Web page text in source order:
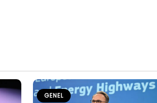
GENEL